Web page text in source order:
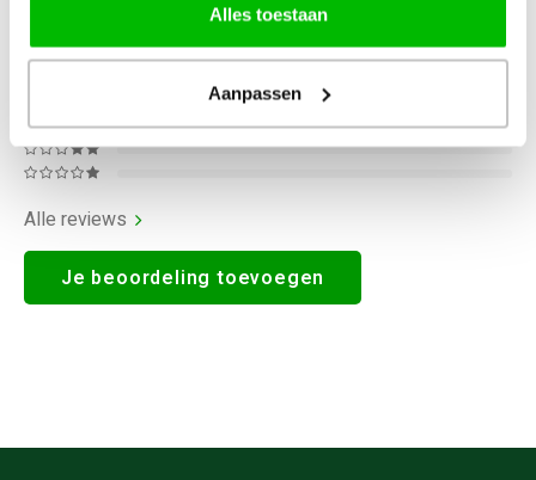
Alles toestaan
Aanpassen
Alle reviews
Je beoordeling toevoegen